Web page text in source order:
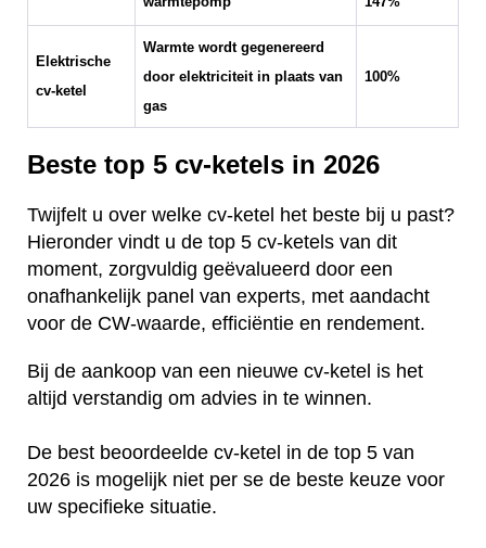
Elektrische
cv-ketel
Warmte wordt gegenereerd
door elektriciteit in plaats van
gas
100%
Beste top 5 cv-ketels in 2026
Twijfelt u over welke cv-ketel het beste bij u past?
Hieronder vindt u de top 5 cv-ketels van dit
moment, zorgvuldig geëvalueerd door een
onafhankelijk panel van experts, met aandacht
voor de CW-waarde, efficiëntie en rendement.
Bij de aankoop van een nieuwe cv-ketel is het
altijd verstandig om advies in te winnen.
De best beoordeelde cv-ketel in de top 5 van
2026 is mogelijk niet per se de beste keuze voor
uw specifieke situatie.